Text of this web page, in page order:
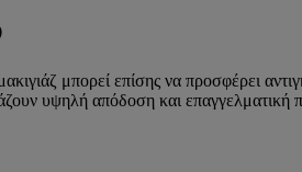
μπορεί επίσης να προσφέρει
υψηλή απόδοση και